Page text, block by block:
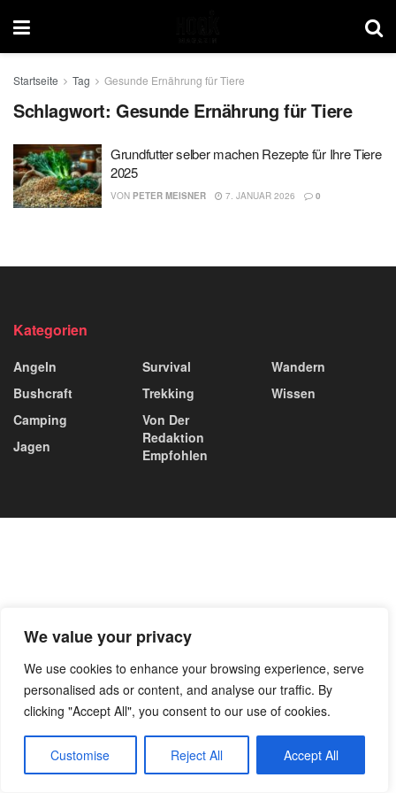
We value your privacy
We use cookies to enhance your browsing experience, serve
personalised ads or content, and analyse our traffic. By
clicking "Accept All", you consent to our use of cookies.
Customise Reject All Accept All
Startseite Tag Gesunde Ernährung für Tiere
Schlagwort:Gesunde Ernährung für Tiere
Grundfutter selber machen Rezepte für Ihre Tiere
2025
VON PETER MEISNER 7. JANUAR 2026 0
Kategorien
Angeln
Bushcraft
Camping
Jagen
Survival
Trekking
Von Der
Redaktion
Empfohlen
Wandern
Wissen